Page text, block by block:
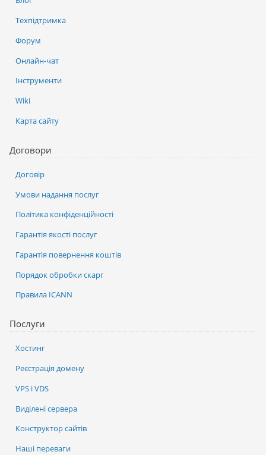
Послуги
Хостинг
Реєстрація домену
VPS і VDS
Виділені сервера
Конструктор сайтів
Наші переваги
Техпідтримка
Форум
Онлайн-чат
Інструменти
Wiki
Карта сайту
Договори
Договір
Умови надання послуг
Політика конфіденційності
Гарантія якості послуг
Гарантія повернення коштів
Порядок обробки скарг
Правила ICANN